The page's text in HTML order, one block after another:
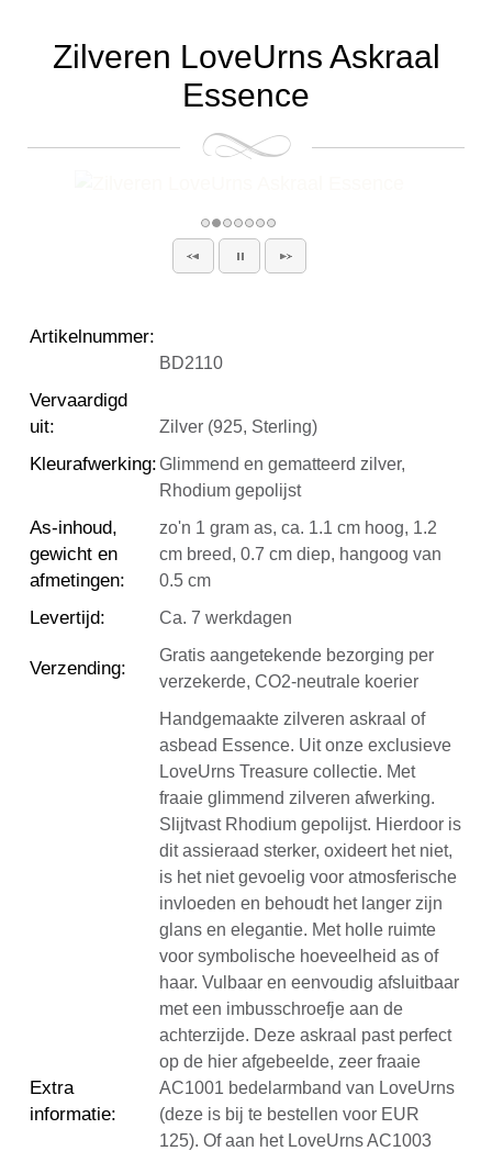
Zilveren LoveUrns Askraal
Essence
Artikelnummer:
BD2110
Vervaardigd
uit: Zilver (925, Sterling)
Kleurafwerking:Glimmend en gematteerd zilver,
Rhodium gepolijst
As-inhoud,
gewicht en
afmetingen:
zo'n 1 gram as, ca. 1.1 cm hoog, 1.2
cm breed, 0.7 cm diep, hangoog van
0.5 cm
Levertijd: Ca. 7 werkdagen
Verzending:
Gratis aangetekende bezorging per
verzekerde, CO2-neutrale koerier
Extra
informatie:
Handgemaakte zilveren askraal of
asbead Essence. Uit onze exclusieve
LoveUrns Treasure collectie. Met
fraaie glimmend zilveren afwerking.
Slijtvast Rhodium gepolijst. Hierdoor is
dit assieraad sterker, oxideert het niet,
is het niet gevoelig voor atmosferische
invloeden en behoudt het langer zijn
glans en elegantie. Met holle ruimte
voor symbolische hoeveelheid as of
haar. Vulbaar en eenvoudig afsluitbaar
met een imbusschroefje aan de
achterzijde. Deze askraal past perfect
op de hier afgebeelde, zeer fraaie
AC1001 bedelarmband van LoveUrns
(deze is bij te bestellen voor EUR
125). Of aan het LoveUrns AC1003